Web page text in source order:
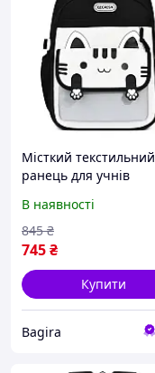
Місткий текстильний
ранець для учнів
хлопчиків і дівчаток
В наявності
745₴
845 ₴
Купити
Bagira